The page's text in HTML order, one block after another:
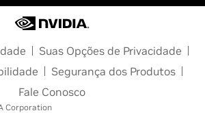
Suas Opções de Privacidade
Segurança dos Produtos
Fale Conosco
Corporation